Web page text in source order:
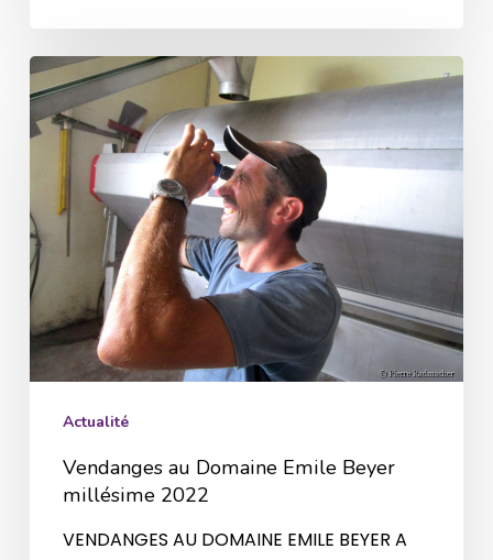
Vendanges
au
Domaine
Emile
Beyer
millésime
2022
Actualité
Vendanges au Domaine Emile Beyer
millésime 2022
VENDANGES AU DOMAINE EMILE BEYER A